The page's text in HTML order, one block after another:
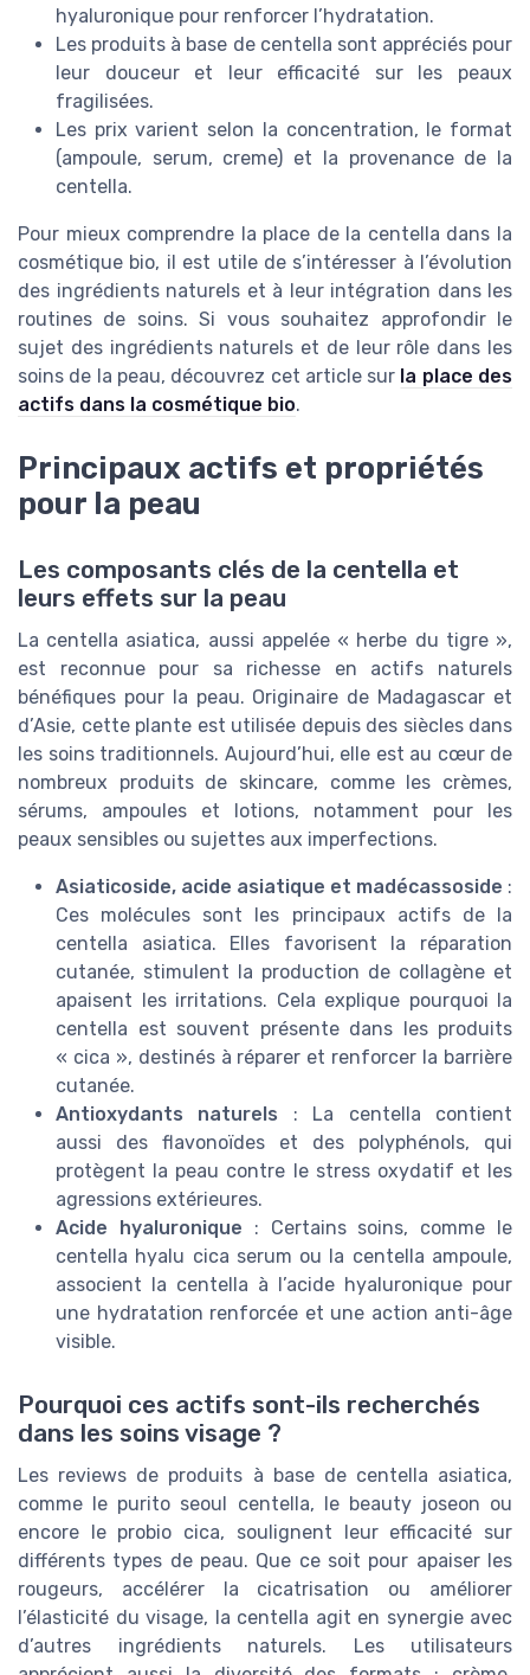
hyaluronique pour renforcer l’hydratation.
Les produits à base de centella sont appréciés pour
leur douceur et leur efficacité sur les peaux
fragilisées.
Les prix varient selon la concentration, le format
(ampoule, serum, creme) et la provenance de la
centella.
Pour mieux comprendre la place de la centella dans la
cosmétique bio, il est utile de s’intéresser à l’évolution
des ingrédients naturels et à leur intégration dans les
routines de soins. Si vous souhaitez approfondir le
sujet des ingrédients naturels et de leur rôle dans les
soins de la peau, découvrez cet article sur la place des
actifs dans la cosmétique bio.
Principaux actifs et propriétés
pour la peau
Les composants clés de la centella et
leurs effets sur la peau
La centella asiatica, aussi appelée « herbe du tigre »,
est reconnue pour sa richesse en actifs naturels
bénéfiques pour la peau. Originaire de Madagascar et
d’Asie, cette plante est utilisée depuis des siècles dans
les soins traditionnels. Aujourd’hui, elle est au cœur de
nombreux produits de skincare, comme les crèmes,
sérums, ampoules et lotions, notamment pour les
peaux sensibles ou sujettes aux imperfections.
Asiaticoside, acide asiatique et madécassoside :
Ces molécules sont les principaux actifs de la
centella asiatica. Elles favorisent la réparation
cutanée, stimulent la production de collagène et
apaisent les irritations. Cela explique pourquoi la
centella est souvent présente dans les produits
« cica », destinés à réparer et renforcer la barrière
cutanée.
Antioxydants naturels : La centella contient
aussi des flavonoïdes et des polyphénols, qui
protègent la peau contre le stress oxydatif et les
agressions extérieures.
Acide hyaluronique : Certains soins, comme le
centella hyalu cica serum ou la centella ampoule,
associent la centella à l’acide hyaluronique pour
une hydratation renforcée et une action anti-âge
visible.
Pourquoi ces actifs sont-ils recherchés
dans les soins visage ?
Les reviews de produits à base de centella asiatica,
comme le purito seoul centella, le beauty joseon ou
encore le probio cica, soulignent leur efficacité sur
différents types de peau. Que ce soit pour apaiser les
rougeurs, accélérer la cicatrisation ou améliorer
l’élasticité du visage, la centella agit en synergie avec
d’autres ingrédients naturels. Les utilisateurs